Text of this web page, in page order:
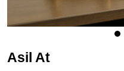
Asil At